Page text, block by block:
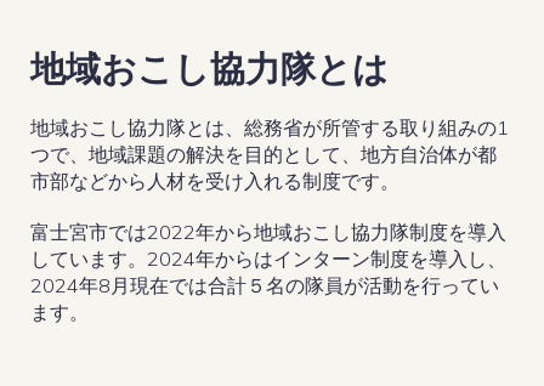
地域おこし協力隊とは
地域おこし協力隊とは、総務省が所管する取り組みの1
つで、地域課題の解決を目的として、地方自治体が都
市部などから人材を受け入れる制度です。
富士宮市では2022年から地域おこし協力隊制度を導入
しています。2024年からはインターン制度を導入し、
2024年8月現在では合計５名の隊員が活動を行ってい
ます。